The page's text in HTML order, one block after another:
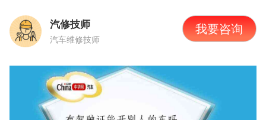
汽修技师
汽车维修技师
我要咨询